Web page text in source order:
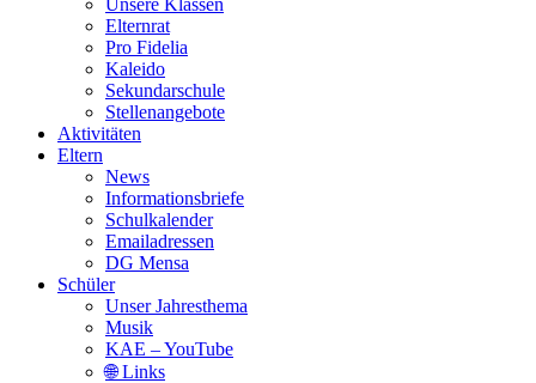
Unsere Klassen
Elternrat
Pro Fidelia
Kaleido
Sekundarschule
Stellenangebote
Aktivitäten
Eltern
News
Informationsbriefe
Schulkalender
Emailadressen
DG Mensa
Schüler
Unser Jahresthema
Musik
KAE – YouTube
🌐 Links